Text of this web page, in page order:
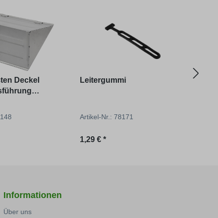
Deckel
Leitergummi
Artikel-Nr.: 78171
Regulärer Preis:
1,29 € *
Informationen
Über uns